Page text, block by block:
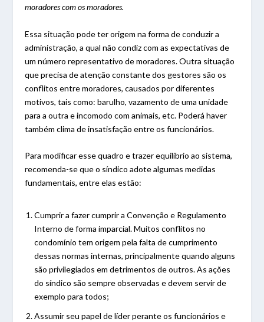
moradores com os moradores.
Essa situação pode ter origem na forma de conduzir a
administração, a qual não condiz com as expectativas de
um número representativo de moradores. Outra situação
que precisa de atenção constante dos gestores são os
conflitos entre moradores, causados por diferentes
motivos, tais como: barulho, vazamento de uma unidade
para a outra e incomodo com animais, etc. Poderá haver
também clima de insatisfação entre os funcionários.
Para modificar esse quadro e trazer equilíbrio ao sistema,
recomenda-se que o síndico adote algumas medidas
fundamentais, entre elas estão:
Cumprir a fazer cumprir a Convenção e Regulamento
Interno de forma imparcial. Muitos conflitos no
condomínio tem origem pela falta de cumprimento
dessas normas internas, principalmente quando alguns
são privilegiados em detrimentos de outros. As ações
do síndico são sempre observadas e devem servir de
exemplo para todos;
Assumir seu papel de líder perante os funcionários e